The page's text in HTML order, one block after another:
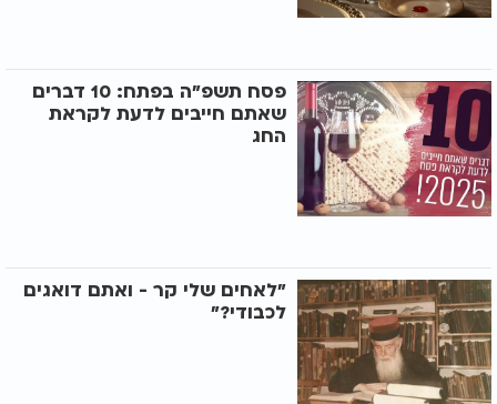
פסח תשפ"ה בפתח: 10 דברים
שאתם חייבים לדעת לקראת
החג
"לאחים שלי קר - ואתם דואגים
לכבודי?"